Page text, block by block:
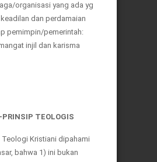
organisasi yang ada yg
dan perdamaian
pemimpin/pemerintah:
injil dan karisma
TEOLOGIS
Kristiani dipahami
bahwa 1) ini bukan